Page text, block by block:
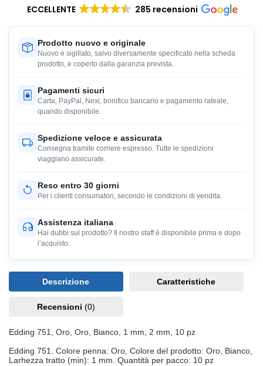
ECCELLENTE 285 recensioni
Prodotto nuovo e originale
Nuovo e sigillato, salvo diversamente specificato nella scheda
prodotto, e coperto dalla garanzia prevista.
Pagamenti sicuri
Carta, PayPal, Nexi, bonifico bancario e pagamento rateale,
quando disponibile.
Spedizione veloce e assicurata
Consegna tramite corriere espresso. Tutte le spedizioni
viaggiano assicurate.
Reso entro 30 giorni
Per i clienti consumatori, secondo le condizioni di vendita.
Assistenza italiana
Hai dubbi sul prodotto? Il nostro staff è disponibile prima e dopo
l’acquisto.
Descrizione Caratteristiche
Recensioni (0)
Edding 751, Oro, Oro, Bianco, 1 mm, 2 mm, 10 pz
Edding 751. Colore penna: Oro, Colore del prodotto: Oro, Bianco,
Larhezza tratto (min): 1 mm. Quantità per pacco: 10 pz